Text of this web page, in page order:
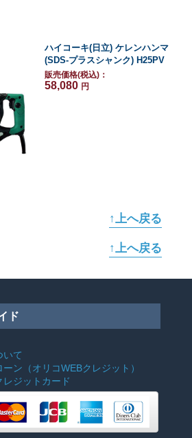
ハイコーキ(日立) ケレンハンマ
(SDS-プラスシャンク) H25PV
販売価格(税込)：
58,080 円
↑上へ戻る
↑上へ戻る
ド
いて
ーン （オリコWEBクレジット）
レジットカード